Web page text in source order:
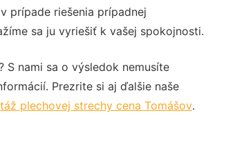
prípade riešenia prípadnej
sa ju vyriešiť k vašej spokojnosti.
S nami sa o výsledok nemusíte
Prezrite si aj ďalšie naše
plechovej strechy cena Tomášov.